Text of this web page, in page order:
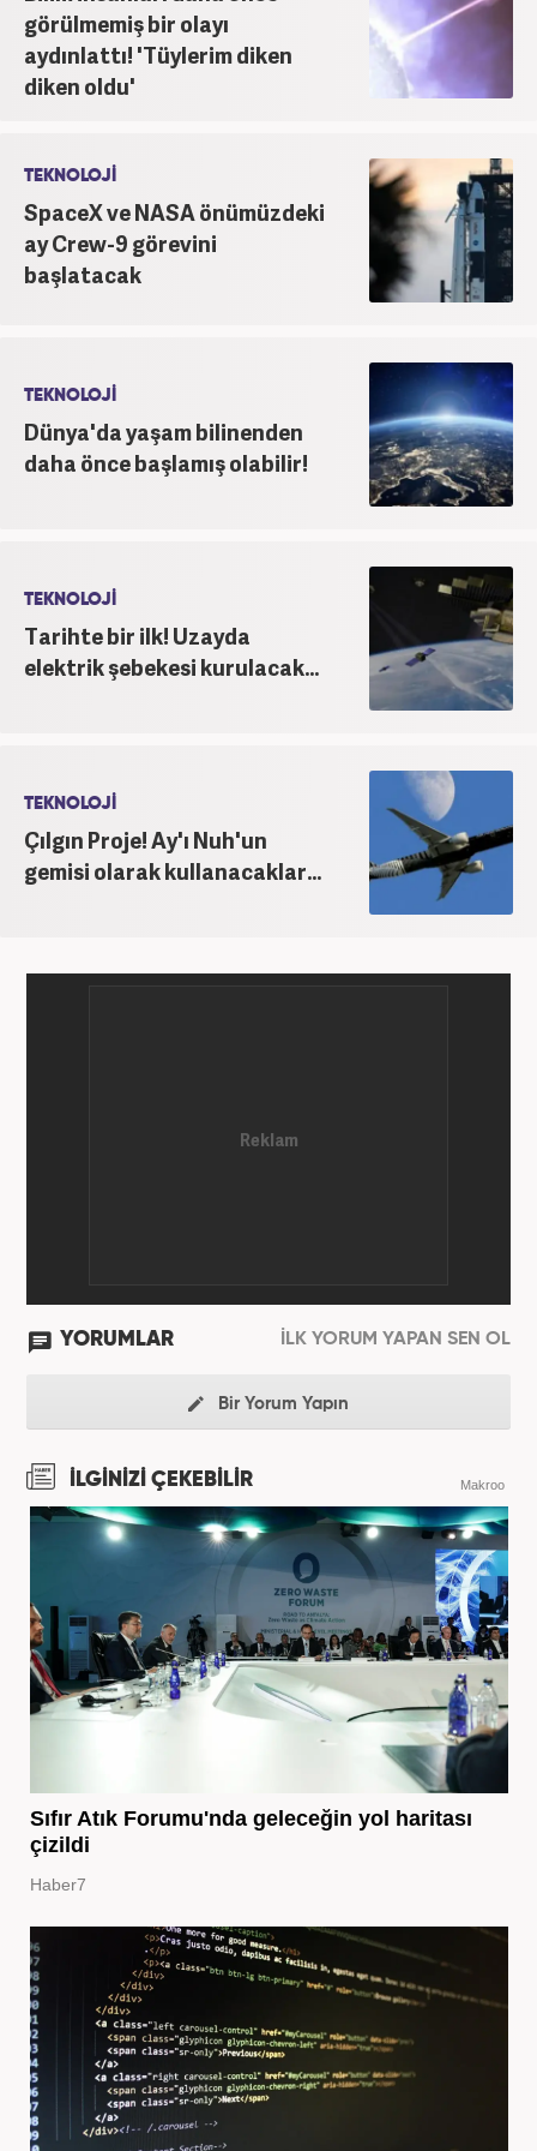
görülmemiş bir olayı
aydınlattı! 'Tüylerim diken
diken oldu'
TEKNOLOJİ
SpaceX ve NASA önümüzdeki
ay Crew-9 görevini
başlatacak
TEKNOLOJİ
Dünya'da yaşam bilinenden
daha önce başlamış olabilir!
TEKNOLOJİ
Tarihte bir ilk! Uzayda
elektrik şebekesi kurulacak...
TEKNOLOJİ
Çılgın Proje! Ay'ı Nuh'un
gemisi olarak kullanacaklar...
YORUMLAR İLK YORUM YAPAN SEN OL
Bir Yorum Yapın
İLGİNİZİ ÇEKEBİLİR Makroo
Sıfır Atık Forumu'nda geleceğin yol haritası
çizildi
Haber7